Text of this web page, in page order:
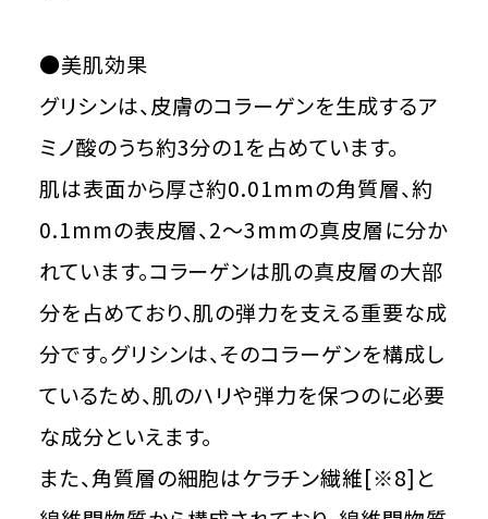
●美肌効果
グリシンは、皮膚のコラーゲンを生成するア
ミノ酸のうち約3分の1を占めています。
肌は表面から厚さ約0.01mmの角質層、約
0.1mmの表皮層、2～3mmの真皮層に分か
れています。コラーゲンは肌の真皮層の大部
分を占めており、肌の弾力を支える重要な成
分です。グリシンは、そのコラーゲンを構成し
ているため、肌のハリや弾力を保つのに必要
な成分といえます。
また、角質層の細胞はケラチン繊維[※8]と